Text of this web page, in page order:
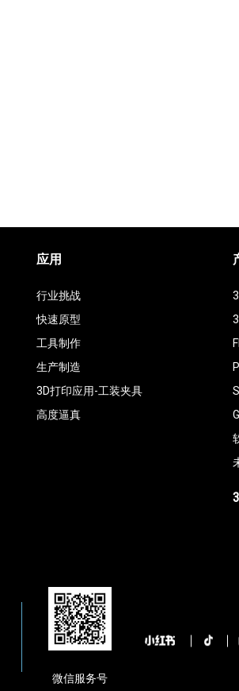
应用
行业挑战
快速原型
工具制作
生产制造
3D打印应用-工装夹具
高度逼真
微信服务号